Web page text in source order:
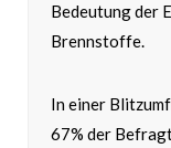
Bedeutung der
Brennstoffe.
In einer
67% der